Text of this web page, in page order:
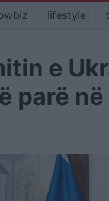
lifestyle
e
parë